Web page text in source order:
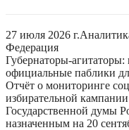
27 июля 2026 г.
Федерация
Губернаторы-агитаторы:
официальные паблики
Отчёт о мониторинге
избирательной
Государственной думы
назначенным на 20